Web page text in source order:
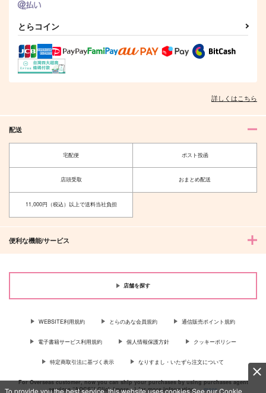
To provide you the best service, this website uses cookies.See our Cookie
とらコイン
詳しくはこちら
配送
宅配便 ポスト投函
店頭受取 おまとめ配送
11,000円（税込）以上で送料当社負担
便利な機能/サービス
店舗を探す
WEBSITE利用規約 とらのあな会員規約 通信販売ポイント規約
電子書籍サービス利用規約 個人情報保護方針 クッキーポリシー
特定商取引法に基づく表示 なりすまし・いたずら注文について
For Overseas customer, now you can ship your purchases by using purchases agent
services “AOCS”! Click {more…} for more information …more